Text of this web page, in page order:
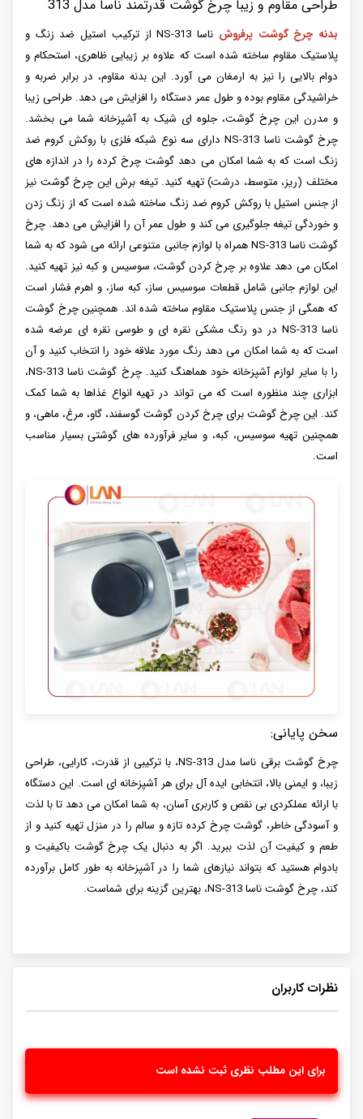
طراحی مقاوم و زیبا چرخ گوشت قدرتمند ناسا مدل 313
بدنه چرخ گوشت پرفروش
ناسا NS-313 از ترکیب استیل ضد زنگ و
پلاستیک مقاوم ساخته شده است که علاوه بر زیبایی ظاهری، استحکام و
دوام بالایی را نیز به ارمغان می آورد. این بدنه مقاوم، در برابر ضربه و
خراشیدگی مقاوم بوده و طول عمر دستگاه را افزایش می دهد. طراحی زیبا
و مدرن این چرخ گوشت، جلوه ای شیک به آشپزخانه شما می بخشد.
چرخ گوشت ناسا NS-313 دارای سه نوع شبکه فلزی با روکش کروم ضد
زنگ است که به شما امکان می دهد گوشت چرخ کرده را در اندازه های
مختلف (ریز، متوسط، درشت) تهیه کنید. تیغه برش این چرخ گوشت نیز
از جنس استیل با روکش کروم ضد زنگ ساخته شده است که از زنگ زدن
و خوردگی تیغه جلوگیری می کند و طول عمر آن را افزایش می دهد. چرخ
گوشت ناسا NS-313 همراه با لوازم جانبی متنوعی ارائه می شود که به شما
امکان می دهد علاوه بر چرخ کردن گوشت، سوسیس و کبه نیز تهیه کنید.
این لوازم جانبی شامل قطعات سوسیس ساز، کبه ساز، و اهرم فشار است
که همگی از جنس پلاستیک مقاوم ساخته شده اند. همچنین چرخ گوشت
ناسا NS-313 در دو رنگ مشکی نقره ای و طوسی نقره ای عرضه شده
است که به شما امکان می دهد رنگ مورد علاقه خود را انتخاب کنید و آن
را با سایر لوازم آشپزخانه خود هماهنگ کنید. چرخ گوشت ناسا NS-313،
ابزاری چند منظوره است که می تواند در تهیه انواع غذاها به شما کمک
کند. این چرخ گوشت برای چرخ کردن گوشت گوسفند، گاو، مرغ، ماهی، و
همچنین تهیه سوسیس، کبه، و سایر فرآورده های گوشتی بسیار مناسب
است.
سخن پایانی:
چرخ گوشت برقی ناسا مدل NS-313، با ترکیبی از قدرت، کارایی، طراحی
زیبا، و ایمنی بالا، انتخابی ایده آل برای هر آشپزخانه ای است. این دستگاه
با ارائه عملکردی بی نقص و کاربری آسان، به شما امکان می دهد تا با لذت
و آسودگی خاطر، گوشت چرخ کرده تازه و سالم را در منزل تهیه کنید و از
طعم و کیفیت آن لذت ببرید. اگر به دنبال یک چرخ گوشت باکیفیت و
بادوام هستید که بتواند نیازهای شما را در آشپزخانه به طور کامل برآورده
کند، چرخ گوشت ناسا NS-313، بهترین گزینه برای شماست.
نظرات کاربران
برای این مطلب نظری ثبت نشده است